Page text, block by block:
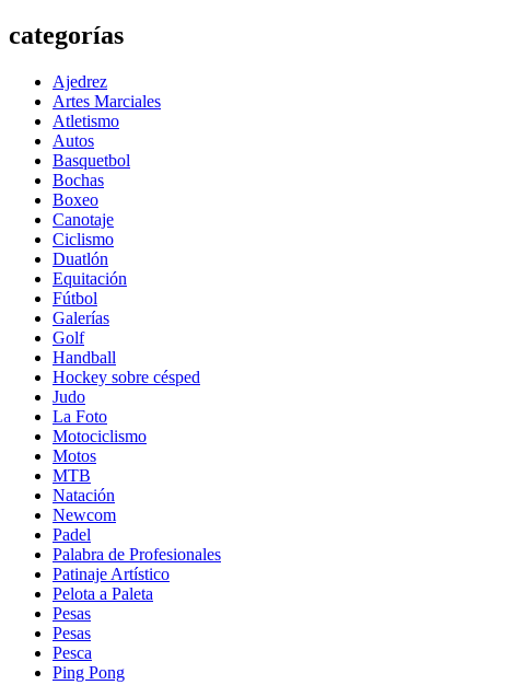
categorías
Ajedrez
Artes Marciales
Atletismo
Autos
Basquetbol
Bochas
Boxeo
Canotaje
Ciclismo
Duatlón
Equitación
Fútbol
Galerías
Golf
Handball
Hockey sobre césped
Judo
La Foto
Motociclismo
Motos
MTB
Natación
Newcom
Padel
Palabra de Profesionales
Patinaje Artístico
Pelota a Paleta
Pesas
Pesas
Pesca
Ping Pong